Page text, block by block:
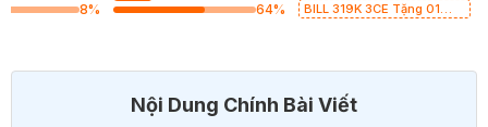
8%
64%
BILL 319K 3CE Tặng 01
Nội Dung Chính Bài Viết